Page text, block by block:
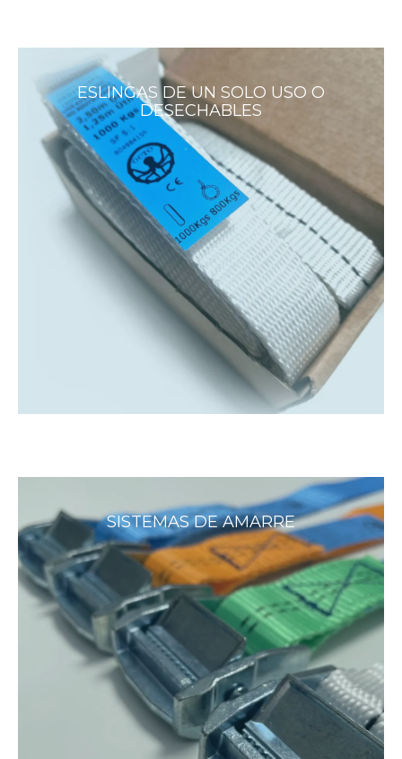
ESLINGAS DE UN SOLO USO O
DESECHABLES
SISTEMAS DE AMARRE